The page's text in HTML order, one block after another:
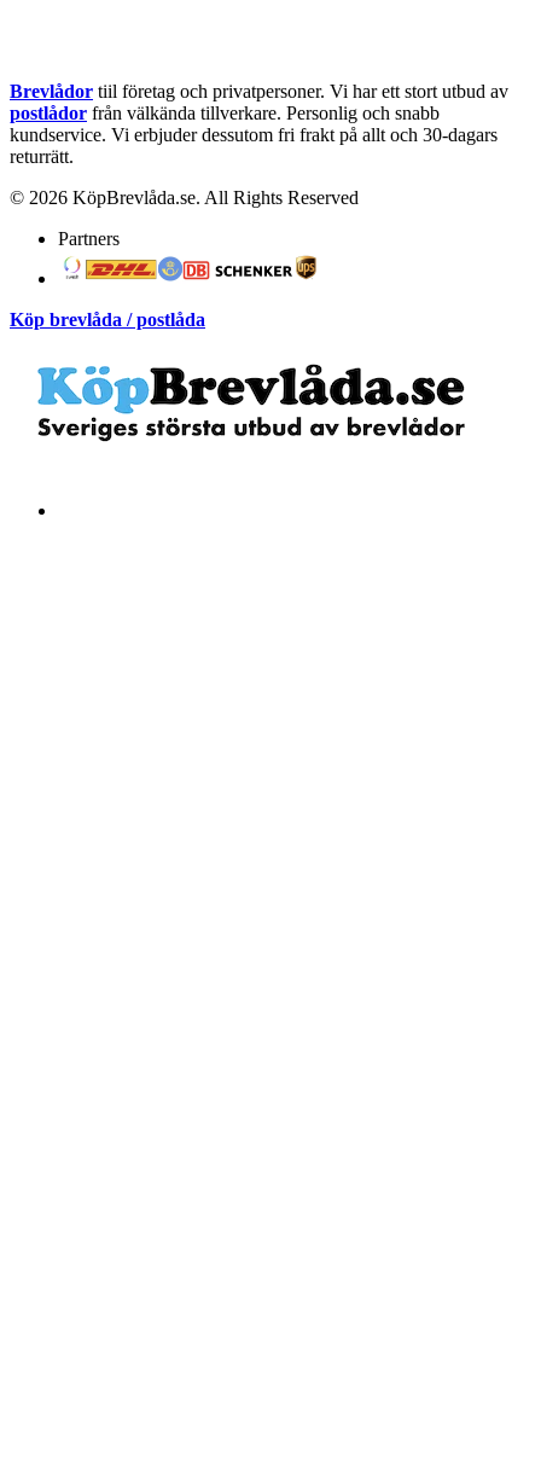
Brevlådor tiil företag och privatpersoner. Vi har ett stort utbud av
postlådor från välkända tillverkare. Personlig och snabb
kundservice. Vi erbjuder dessutom fri frakt på allt och 30-dagars
returrätt.
© 2026 KöpBrevlåda.se. All Rights Reserved
Partners
Köp brevlåda / postlåda